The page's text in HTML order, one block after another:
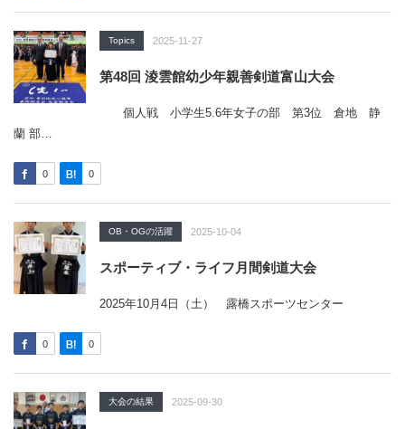
Topics 2025-11-27
第48回 淩雲館幼少年親善剣道富山大会
個人戦 小学生5.6年女子の部 第3位 倉地 静
蘭 部…
0 0
OB・OGの活躍 2025-10-04
スポーティブ・ライフ月間剣道大会
2025年10月4日（土） 露橋スポーツセンター
0 0
大会の結果 2025-09-30